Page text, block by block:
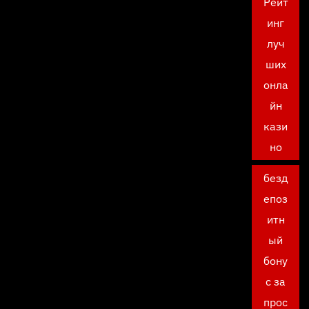
инг
луч
ших
онла
йн
кази
но
безд
епоз
итн
ый
бону
с за
прос